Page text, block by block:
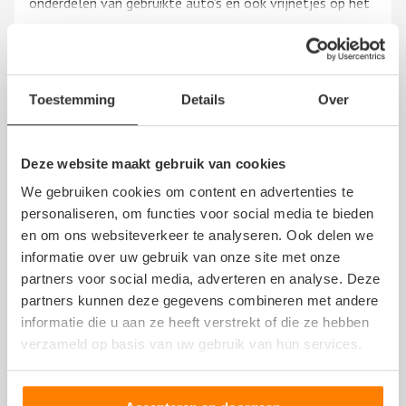
Toestemming Details Over
Deze website maakt gebruik van cookies
We gebruiken cookies om content en advertenties te
personaliseren, om functies voor social media te bieden
en om ons websiteverkeer te analyseren. Ook delen we
informatie over uw gebruik van onze site met onze
partners voor social media, adverteren en analyse. Deze
partners kunnen deze gegevens combineren met andere
informatie die u aan ze heeft verstrekt of die ze hebben
verzameld op basis van uw gebruik van hun services.
gebruikte onderdelen tehalen ik zeg gazodoor
Edwin
13 april 2021
Als je daar 1e keer heen moet,even zoeken naar doe-het-
zelf onderdelen-sloop Venyard!
* Venyard( Spectrum 75,4706 NM Roosendaal)en Van der
Ven Auto’s ( Ettenseweg 76,4706 PB Roosendaal )Liggen
niet direct naast elkaar !
Wel netjes gedaan dat Venyard met vak indeling en ook
fijn automerken/modellen bij elkaar!
Toon meer
P. Kuiper